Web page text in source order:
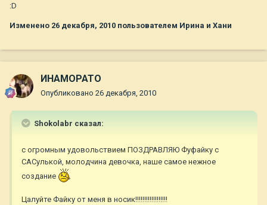
:D
Изменено 26 декабря, 2010 пользователем Ирина и Хани
ИНАМОРАТО
Опубликовано 26 декабря, 2010
Shokolabr сказал:
с огромным удовольствием ПОЗДРАВЛЯЮ Фуфайку с
САСулькой, молодчина девочка, наше самое нежное
создание
Цалуйте Файку от меня в носик!!!!!!!!!!!!!!!!!!